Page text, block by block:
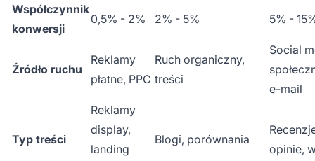
Współczynnik
konwersji
0,5% - 2% 2% - 5% 5% -
Źródło ruchu
Reklamy
płatne, PPC
Ruch organiczny,
treści
Social
e-mail
Typ treści
Reklamy
display,
landing
Blogi, porównania
opinie,